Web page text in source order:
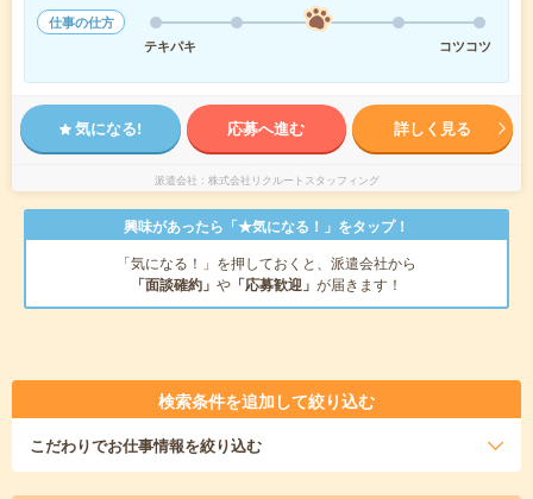
仕事の仕方
テキパキ
コツコツ
気になる! 応募へ進む 詳しく見る
派遣会社 株式会社リクルートスタッフィング
興味があったら「★気になる！」をタップ！
「気になる！」を押しておくと、派遣会社から
「面談確約」 や 「応募歓迎」 が届きます！
検索条件を追加して絞り込む
こだわりでお仕事情報を絞り込む